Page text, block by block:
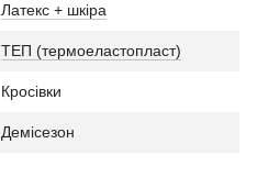
Латекс + шкіра
ТЕП (термоеластопласт)
Кросівки
Демісезон